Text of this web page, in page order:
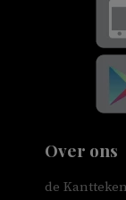
Over ons
de